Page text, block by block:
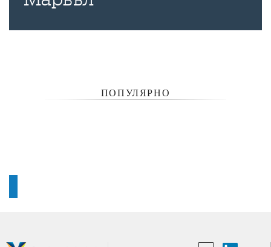
ПОПУЛЯРНО